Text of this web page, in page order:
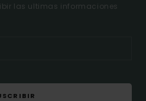
las ultimas informaciones